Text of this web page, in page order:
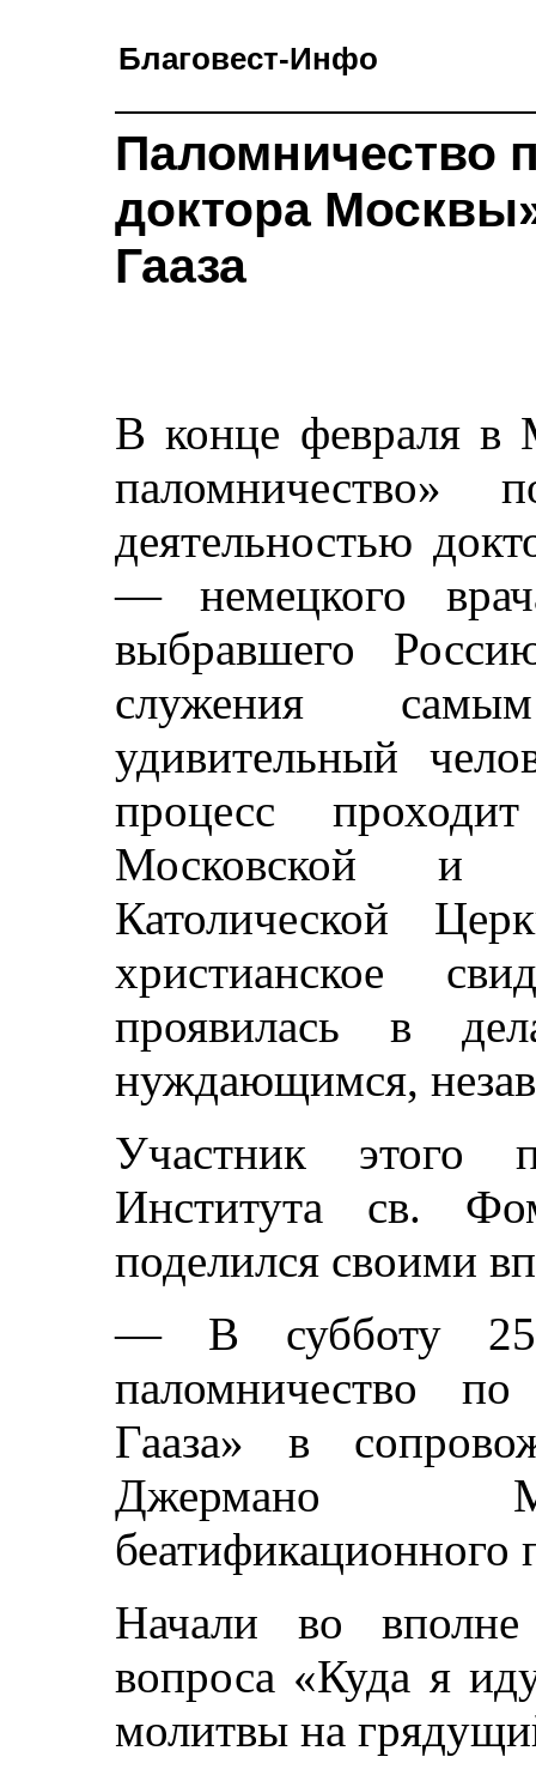
Благовест-Инфо
Паломничество
доктора
Гааза
В конце февраля в
деятельностью
— немецкого
выбравшего
служения
удивительный
процесс
Московской и
Католической
христианское
проявилась в
нуждающимся,
Участник этого
Института св.
поделился своими
— В субботу 25
паломничество
Гааза» в
Джермано
беатификационного
Начали во вполне
вопроса «Куда я
молитвы на